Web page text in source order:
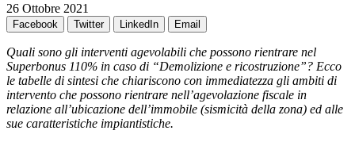
26 Ottobre 2021
Facebook Twitter LinkedIn Email
Quali sono gli interventi agevolabili che possono rientrare nel
Superbonus 110% in caso di “Demolizione e ricostruzione”? Ecco
le tabelle di sintesi che chiariscono con immediatezza gli ambiti di
intervento che possono rientrare nell’agevolazione fiscale in
relazione all’ubicazione dell’immobile (sismicità della zona) ed alle
sue caratteristiche impiantistiche.